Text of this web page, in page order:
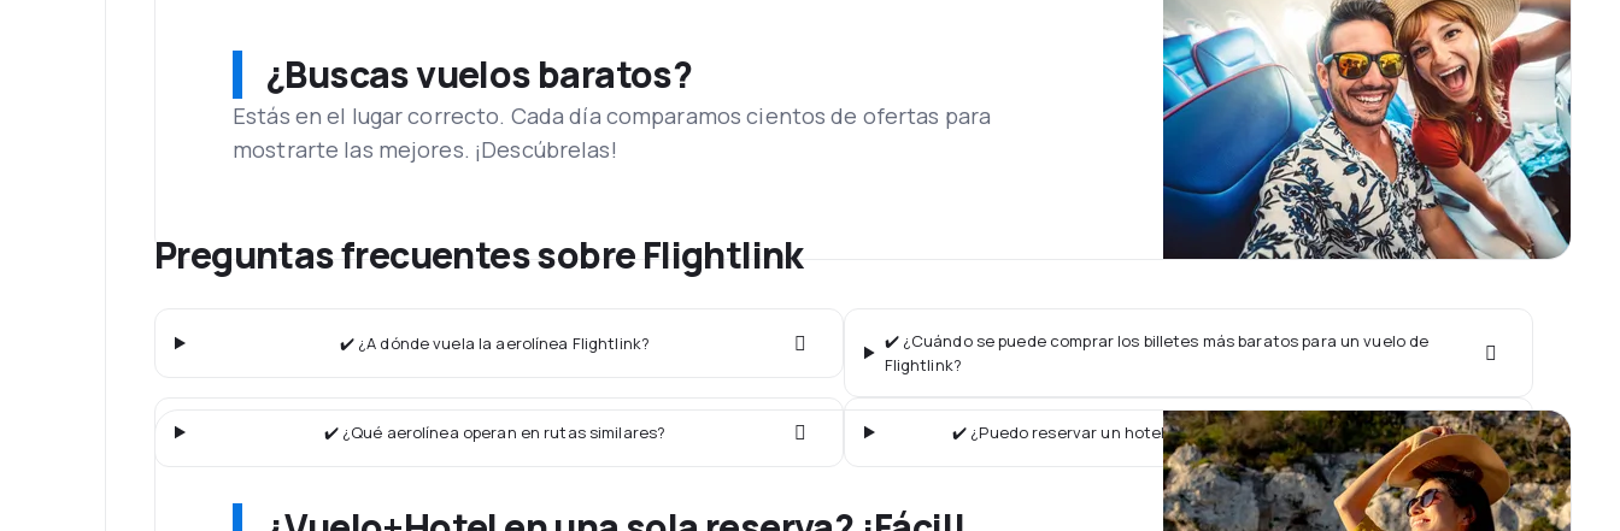
¿Buscas vuelos baratos?
Estás en el lugar correcto. Cada día comparamos cientos de ofertas para
mostrarte las mejores. ¡Descúbrelas!
Preguntas frecuentes sobre Flightlink
✔️ ¿A dónde vuela la aerolínea Flightlink?
✔️ ¿Cuándo se puede comprar los billetes más baratos para un vuelo de
Flightlink?
✔️ ¿Qué aerolínea operan en rutas similares? ✔️ ¿Puedo reservar un hotel junto con un vuelo de Flightlink?